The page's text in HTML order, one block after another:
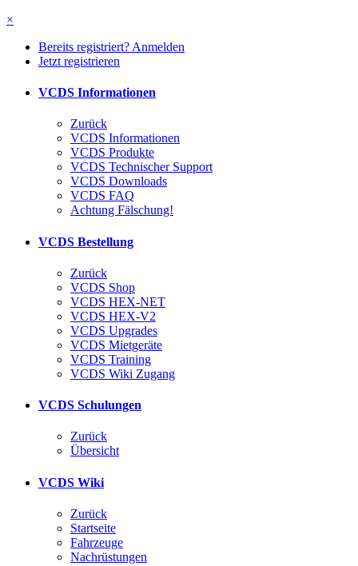
×
Bereits registriert? Anmelden
Jetzt registrieren
VCDS Informationen
Zurück
VCDS Informationen
VCDS Produkte
VCDS Technischer Support
VCDS Downloads
VCDS FAQ
Achtung Fälschung!
VCDS Bestellung
Zurück
VCDS Shop
VCDS HEX-NET
VCDS HEX-V2
VCDS Upgrades
VCDS Mietgeräte
VCDS Training
VCDS Wiki Zugang
VCDS Schulungen
Zurück
Übersicht
VCDS Wiki
Zurück
Startseite
Fahrzeuge
Nachrüstungen